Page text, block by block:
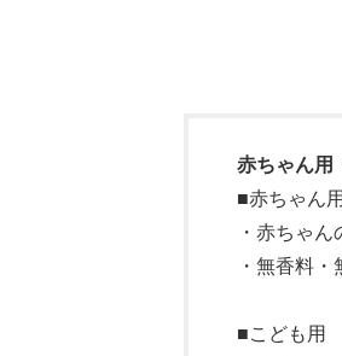
赤ちゃん用
■赤ちゃん用
・赤ちゃ
・無香料
■こども用